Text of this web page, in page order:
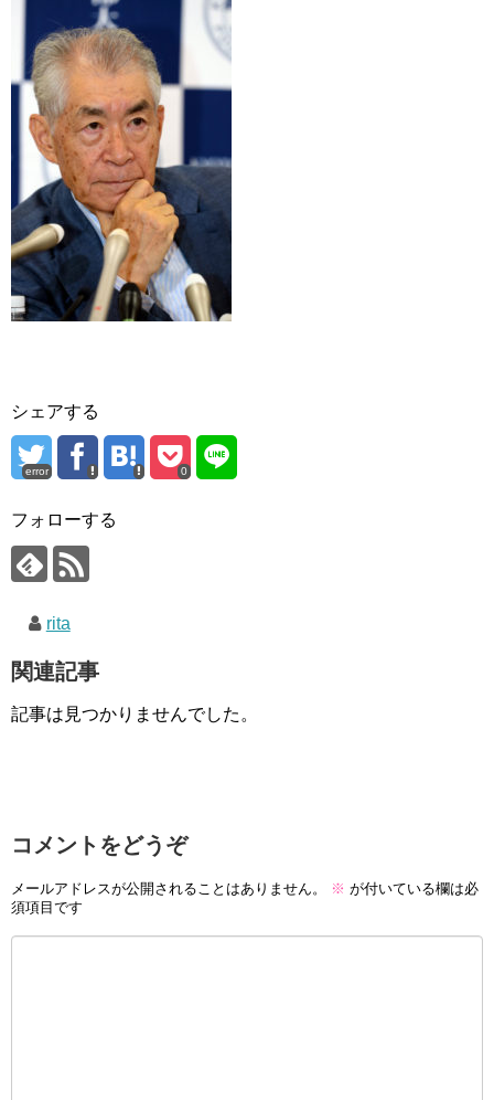
シェアする
error 0
フォローする
rita
関連記事
記事は見つかりませんでした。
コメントをどうぞ
メールアドレスが公開されることはありません。 ※ が付いている欄は必
須項目です